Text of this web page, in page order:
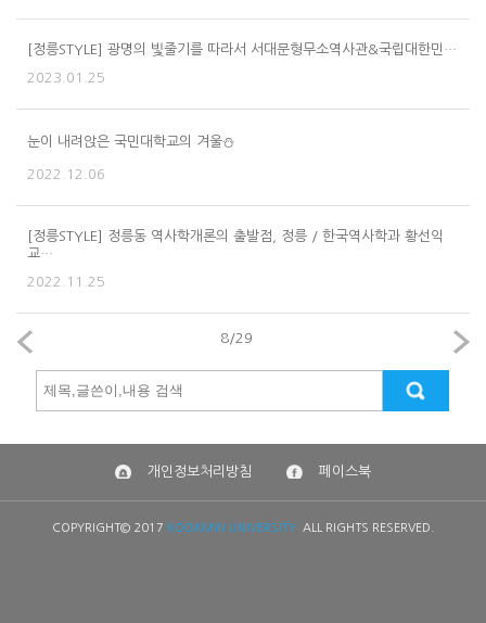
[정릉STYLE] 광명의 빛줄기를 따라서 서대문형무소역사관&국립대한민…
2023.01.25
눈이 내려앉은 국민대학교의 겨울⛄
2022.12.06
[정릉STYLE] 정릉동 역사학개론의 출발점, 정릉 / 한국역사학과 황선익
교…
2022.11.25
8/29
개인정보처리방침 페이스북
COPYRIGHT© 2017 KOOKMIN UNIVERSITY. ALL RIGHTS RESERVED.